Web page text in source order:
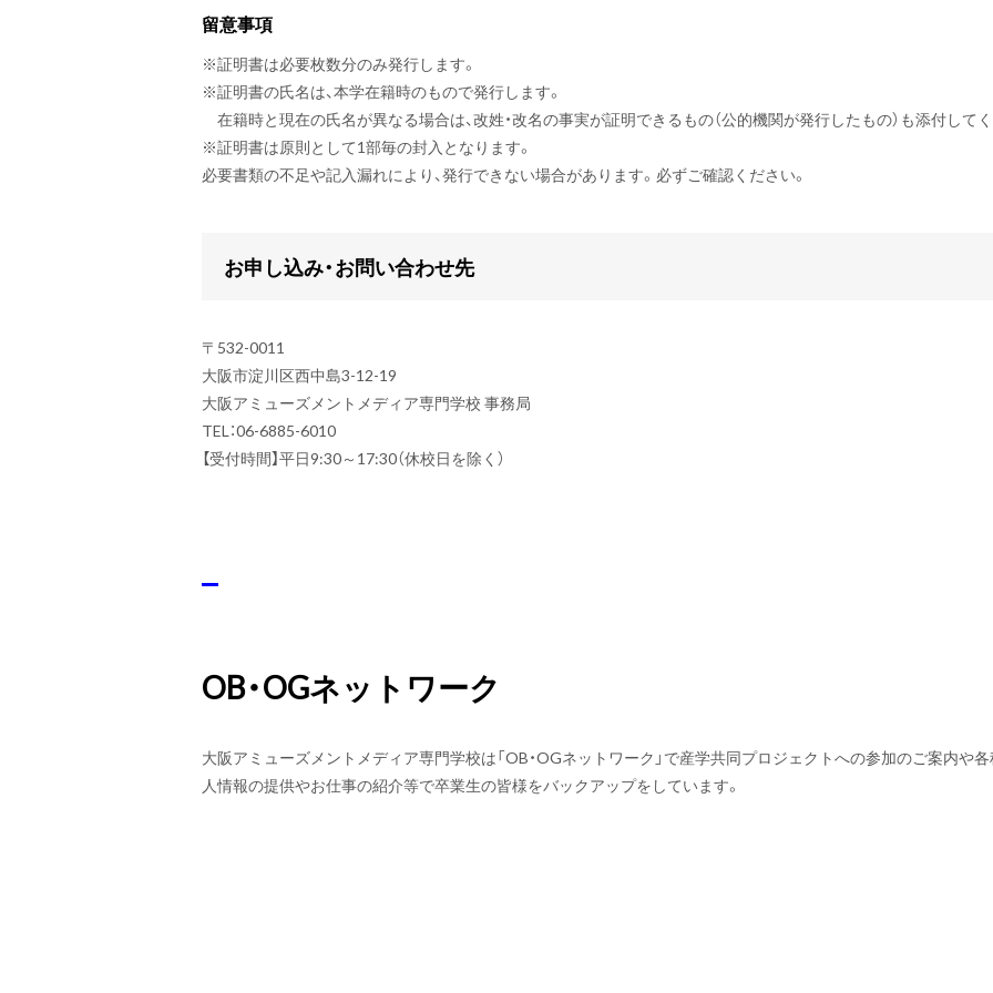
留意事項
※証明書は必要枚数分のみ発行します。
※証明書の氏名は、本学在籍時のもので発行します。
在籍時と現在の氏名が異なる場合は、改姓・改名の事実が証明できるもの（公的機関が発行したもの）も添付して
※証明書は原則として1部毎の封入となります。
必要書類の不足や記入漏れにより、発行できない場合があります。必ずご確認ください。
お申し込み・お問い合わせ先
〒532-0011
大阪市淀川区西中島3-12-19
大阪アミューズメントメディア専門学校 事務局
TEL：06-6885-6010
【受付時間】平日9:30～17:30（休校日を除く）
OB・OGネットワーク
大阪アミューズメントメディア専門学校は「OB・OGネットワーク」で産学共同プロジェクトへの参加のご案内や
人情報の提供やお仕事の紹介等で卒業生の皆様をバックアップをしています。